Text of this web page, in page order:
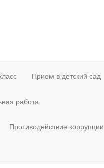
Прием в детский сад
работа
Противодействие коррупции